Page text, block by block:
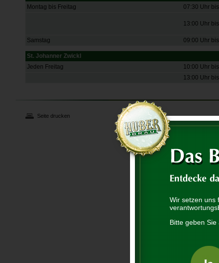
Montag bis Freitag
07:30 Uhr
13:00 Uhr
Samstag 09:00 Uhr
St. Johanner Zwickl
Jeden Freitag
10:00 Uhr
13:00 Uhr
Seite drucken
Wir setzen uns
Bitte geben